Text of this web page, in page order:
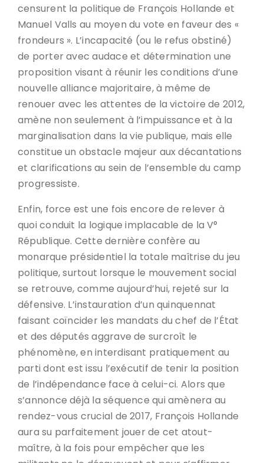
censurent la politique de François Hollande et
Manuel Valls au moyen du vote en faveur des «
frondeurs ». L’incapacité (ou le refus obstiné)
de porter avec audace et détermination une
proposition visant à réunir les conditions d’une
nouvelle alliance majoritaire, à même de
renouer avec les attentes de la victoire de 2012,
amène non seulement à l’impuissance et à la
marginalisation dans la vie publique, mais elle
constitue un obstacle majeur aux décantations
et clarifications au sein de l’ensemble du camp
progressiste.
Enfin, force est une fois encore de relever à
quoi conduit la logique implacable de la V°
République. Cette dernière confère au
monarque présidentiel la totale maîtrise du jeu
politique, surtout lorsque le mouvement social
se retrouve, comme aujourd’hui, rejeté sur la
défensive. L’instauration d’un quinquennat
faisant coïncider les mandats du chef de l’État
et des députés aggrave de surcroît le
phénomène, en interdisant pratiquement au
parti dont est issu l’exécutif de tenir la position
de l’indépendance face à celui-ci. Alors que
s’annonce déjà la séquence qui amènera au
rendez-vous crucial de 2017, François Hollande
aura su parfaitement jouer de cet atout-
maître, à la fois pour empêcher que les